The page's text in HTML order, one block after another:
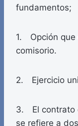
fundamentos;
1. Opción que
comisorio.
2. Ejercicio
3. El contrato
se refiere a